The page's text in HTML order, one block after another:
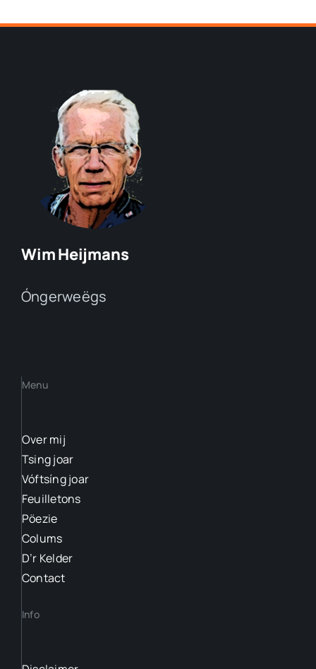
Wim Heijmans
Óngerweëgs
Menu
Over mij
Tsing joar
Vóftsíng joar
Feuilletons
Pöezie
Colums
D’r Kelder
Contact
Info